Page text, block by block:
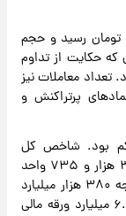
۱۵۵ هزار میلیارد تومان رسید و حجم
آماری که حکایت از تداوم
تعداد معاملات نیز
پرتراکنش و
بود. شاخص کل
فرابورس با افت بیش از ۵۱۶ واحدی تا سطح ۳۰ هزار و ۷۳۵ واحد
پایین آمد. ارزش معاملات فرابورس رقم قابل توجه ۳۸۰ هزار میلیارد
تومان را ثبت کرد و حجم معاملات به بیش از ۶.۶ میلیارد ورقه مالی